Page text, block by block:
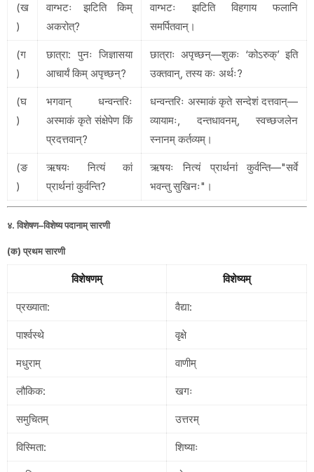
(ख
)
वाग्भटः झटिति किम्
अकरोत्?
वाग्भटः झटिति विहगाय फलानि
समर्पितवान्।
(ग
)
छात्रा: पुनः जिज्ञासया
आचार्यं किम् अपृच्छन्?
छात्राः अपृच्छन्—शुकः ‘कोऽरुक्’ इति
उक्तवान्, तस्य कः अर्थः?
(घ
)
भगवान् धन्वन्तरिः
अस्माकं कृते संक्षेपेण किं
प्रदत्तवान्?
धन्वन्तरिः अस्माकं कृते सन्देशं दत्तवान्—
व्यायामः, दन्तधावनम्, स्वच्छजलेन
स्नानम् कर्तव्यम्।
(ङ
)
ऋषयः नित्यं कां
प्रार्थनां कुर्वन्ति?
ऋषयः नित्यं प्रार्थनां कुर्वन्ति—"सर्वे
भवन्तु सुखिनः"।
४. विशेषण–विशेष्य पदानाम् सारणी
(क) प्रथम सारणी
विशेषणम् विशेष्यम्
प्रख्याता: वैद्या:
पार्श्वस्थे वृक्षे
मधुराम् वाणीम्
लौकिक: खगः
समुचितम् उत्तरम्
विस्मिता: शिष्याः